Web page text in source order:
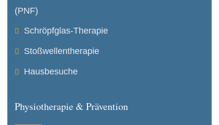
(PNF)
Schröpfglas-Therapie
Stoßwellentherapie
Hausbesuche
Physiotherapie & Prävention